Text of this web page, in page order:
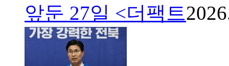
앞둔 27일 <더팩트